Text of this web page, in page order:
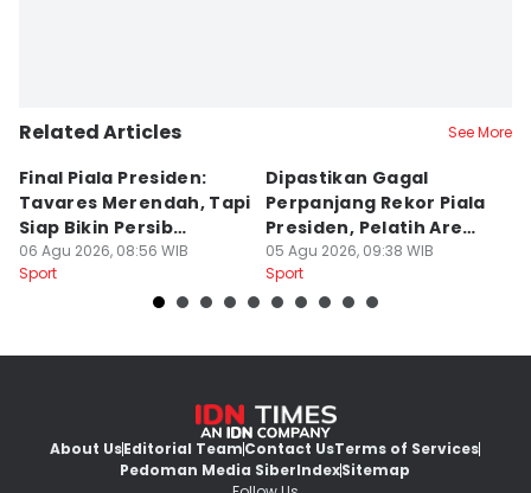
Related Articles See More
Final Piala Presiden:
Tavares Merendah, Tapi
Siap Bikin Persib
Tumbang
06 Agu 2026, 08:56 WIB
Sport
Dipastikan Gagal
Perpanjang Rekor Piala
Presiden, Pelatih Arema
Kecewa
05 Agu 2026, 09:38 WIB
Sport
About UsEditorial TeamContact UsTerms of Services
Pedoman Media SiberIndexSitemap